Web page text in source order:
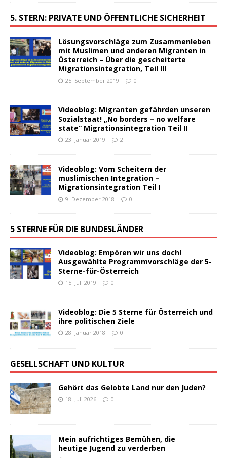
5. STERN: PRIVATE UND ÖFFENTLICHE SICHERHEIT
Lösungsvorschläge zum Zusammenleben
mit Muslimen und anderen Migranten in
Österreich – Über die gescheiterte
Migrationsintegration, Teil III
25. September 2019 0
Videoblog: Migranten gefährden unseren
Sozialstaat! „No borders – no welfare
state“ Migrationsintegration Teil II
23. Januar 2019 2
Videoblog: Vom Scheitern der
muslimischen Integration –
Migrationsintegration Teil I
9. Dezember 2018 0
5 STERNE FÜR DIE BUNDESLÄNDER
Videoblog: Empören wir uns doch!
Ausgewählte Programmvorschläge der 5-
Sterne-für-Österreich
15. Juli 2019 0
Videoblog: Die 5 Sterne für Österreich und
ihre politischen Ziele
28. Januar 2018 0
GESELLSCHAFT UND KULTUR
Gehört das Gelobte Land nur den Juden?
18. Juli 2026 0
Mein aufrichtiges Bemühen, die
heutige Jugend zu verderben